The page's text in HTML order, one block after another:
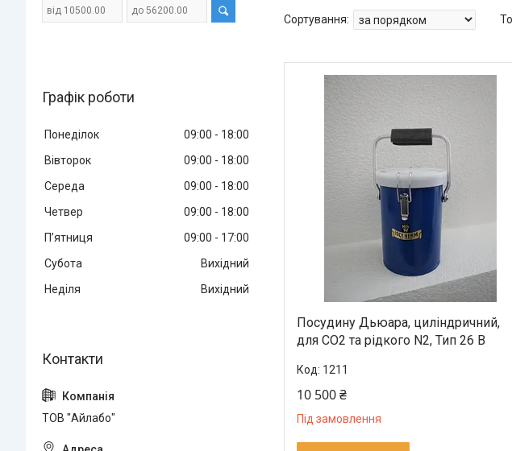
Посудину Дьюара, циліндричний,
для СО2 та рідкого N2, Тип 26 B
1211
10 500 ₴
Під замовлення
Графік роботи
Понеділок 09:00
18:00
Вівторок
09:00
18:00
Середа
09:00
18:00
Четвер
09:00
18:00
Пʼятниця
09:00
17:00
Субота
Вихідний
Неділя
Вихідний
ТОВ "Айлабо"